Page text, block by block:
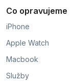
Co opravujeme
iPhone
Apple Watch
Macbook
Služby